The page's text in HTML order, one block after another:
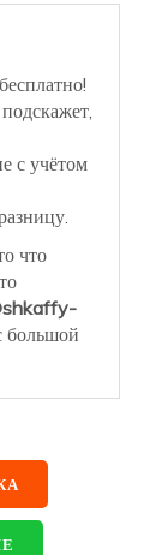
с учётом
что
большой